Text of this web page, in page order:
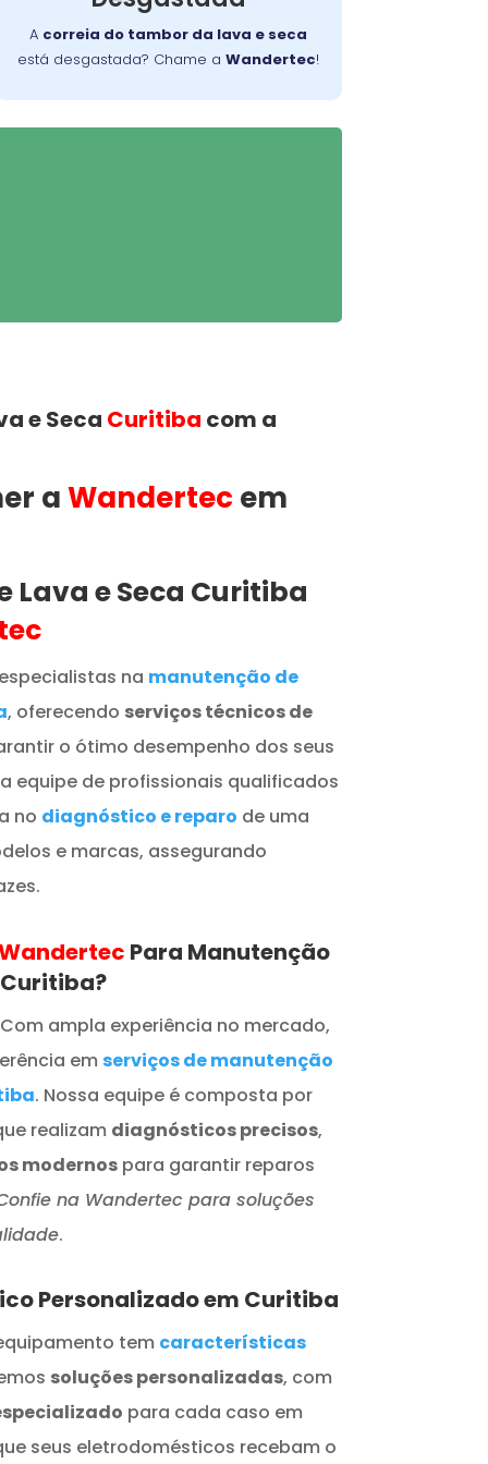
A correia do tambor da lava e seca
está desgastada? Chame a Wandertec!
e Seca Curitiba com a
aWandertec em
Lava e Seca Curitiba
na manutenção de
, oferecendo serviços técnicos de
o ótimo desempenho dos seus
equipe de profissionais qualificados
no diagnóstico e reparo de uma
e marcas, assegurando
Para Manutenção
Curitiba?
ampla experiência no mercado,
em serviços de manutenção
. Nossa equipe é composta por
realizam diagnósticos precisos,
modernospara garantir reparos
na Wandertec para soluções
.
Personalizado em Curitiba
tem características
soluções personalizadas, com
para cada caso em
seus eletrodomésticos recebam o